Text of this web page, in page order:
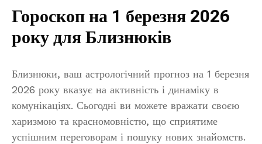
Гороскоп на 1 березня 2026
року для Близнюків
Близнюки, ваш астрологічний прогноз на 1 березня
2026 року вказує на активність і динаміку в
комунікаціях. Сьогодні ви можете вражати своєю
харизмою та красномовністю, що сприятиме
успішним переговорам і пошуку нових знайомств.